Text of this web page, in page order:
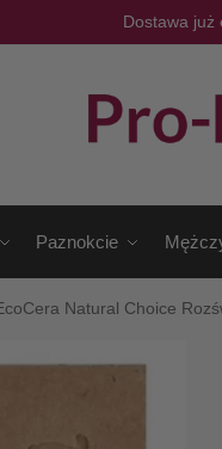
Dostawa już
Paznokcie
Natural Choice